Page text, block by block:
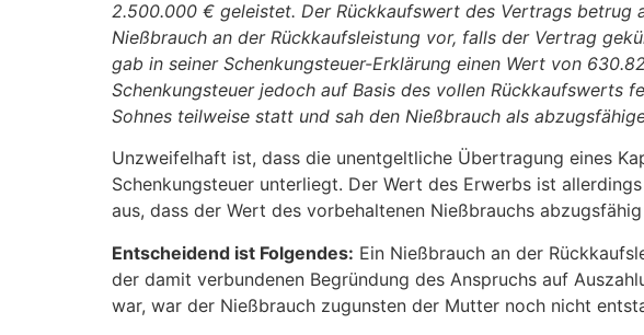
2.500.000 € geleistet. Der Rückkaufswert des Vertrags
Nießbrauch an der Rückkaufsleistung vor, falls der Vertrag
gab in seiner Schenkungsteuer-Erklärung einen Wert von
Schenkungsteuer jedoch auf Basis des vollen Rückkaufswerts
Sohnes teilweise statt und sah den Nießbrauch als
Unzweifelhaft ist, dass die unentgeltliche Übertragung eines
Schenkungsteuer unterliegt. Der Wert des Erwerbs ist
aus, dass der Wert des vorbehaltenen Nießbrauchs
Entscheidend ist Folgendes: Ein Nießbrauch an der
der damit verbundenen Begründung des Anspruchs auf
war, war der Nießbrauch zugunsten der Mutter noch nicht